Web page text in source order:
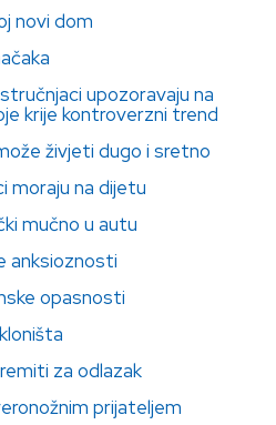
novi dom
stručnjaci upozoravaju na
krije kontroverzni trend
živjeti dugo i sretno
moraju na dijetu
mučno u autu
anksioznosti
opasnosti
za odlazak
prijateljem